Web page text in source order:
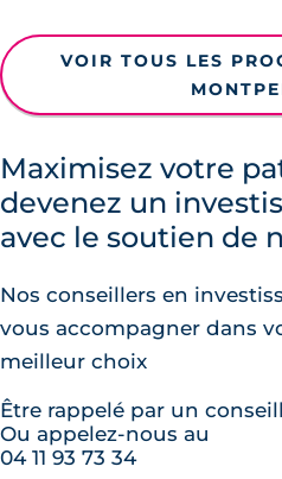
VOIR TOUS LES
Maximisez votre
devenez un
avec le soutien de
Nos conseillers en
vous accompagner dans
meilleur choix
Être rappelé par un
Ou appelez-nous au
04 11 93 73 34